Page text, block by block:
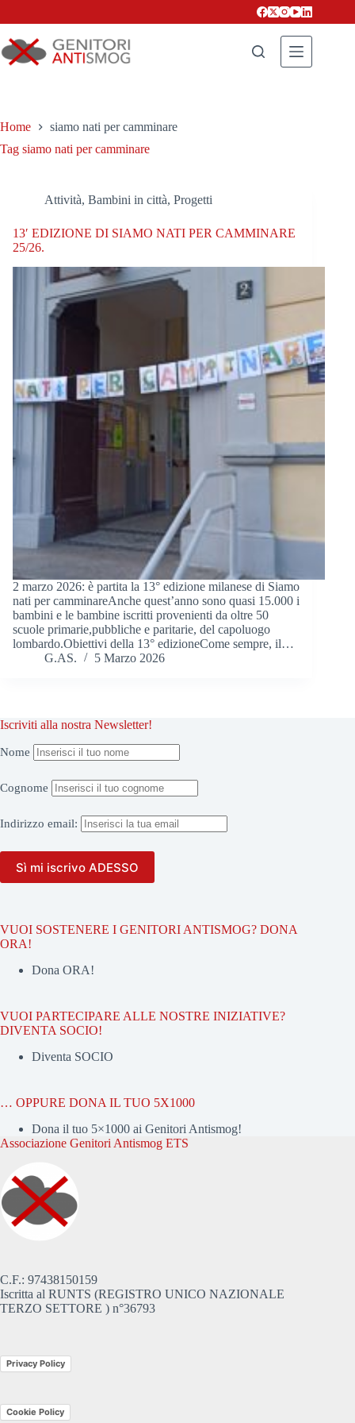
Home
siamo nati per camminare
Tag siamo nati per camminare
Attività, Bambini in città, Progetti
13′ EDIZIONE DI SIAMO NATI PER CAMMINARE
25/26.
2 marzo 2026: è partita la 13° edizione milanese di Siamo
nati per camminareAnche quest’anno sono quasi 15.000 i
bambini e le bambine iscritti provenienti da oltre 50
scuole primarie,pubbliche e paritarie, del capoluogo
lombardo.Obiettivi della 13° edizioneCome sempre, il…
G.AS.
5 Marzo 2026
Iscriviti alla nostra Newsletter!
Nome
Cognome
Indirizzo email:
VUOI SOSTENERE I GENITORI ANTISMOG? DONA
ORA!
Dona ORA!
VUOI PARTECIPARE ALLE NOSTRE INIZIATIVE?
DIVENTA SOCIO!
Diventa SOCIO
… OPPURE DONA IL TUO 5X1000
Dona il tuo 5×1000 ai Genitori Antismog!
Associazione Genitori Antismog ETS
C.F.: 97438150159
Iscritta al RUNTS (REGISTRO UNICO NAZIONALE
TERZO SETTORE ) n°36793
Privacy Policy
Cookie Policy